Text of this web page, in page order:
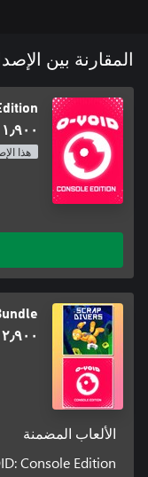
المقارنة بين
١٫٩٠٠ د.ب.‏
هذا
٢٫٩٠٠ د.ب.‏
الألعاب المضمنة
Console Edition